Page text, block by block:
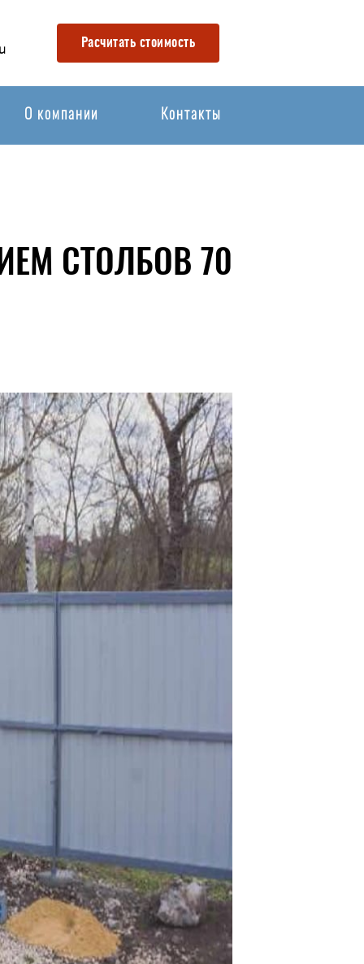
Расчитать стоимость
О компании Контакты
СТОЛБОВ 70